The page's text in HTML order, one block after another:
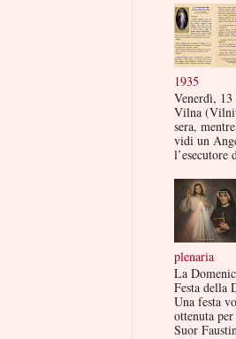
1935
Venerdì, 13
Vilna
sera,
vidi un
l’esecutore
plenaria
La
Festa della
Una festa
ottenuta
Suor